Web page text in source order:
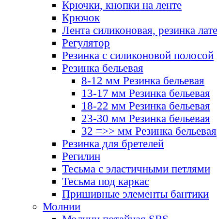
Крючки, кнопки на ленте
Крючок
Лента силиконовая, резинка
Регулятор
Резинка с силиконовой полосой
Резинка бельевая
8-12 мм Резинка бельевая
13-17 мм Резинка бельевая
18-22 мм Резинка бельевая
23-30 мм Резинка бельевая
32 =>> мм Резинка бельевая
Резинка для бретелей
Регилин
Тесьма с эластичными петлями
Тесьма под каркас
Пришивные элементы бантики
Молнии